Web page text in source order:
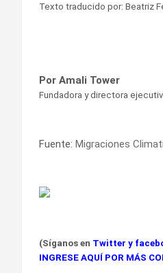
Texto traducido por: Beatriz
Por Amali Tower
Fundadora y directora
Fuente: Migraciones
(Síganos en Twitter y
INGRESE AQUÍ POR MÁS